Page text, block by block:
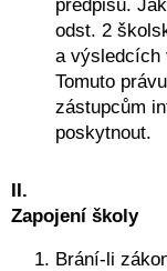
předpisů.
odst. 2
a výsledcích
Tomuto
zástupcům
poskytnout.
II.
Zapojení školy
Brání-li